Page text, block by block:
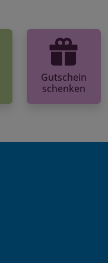
Gutschein
schenken